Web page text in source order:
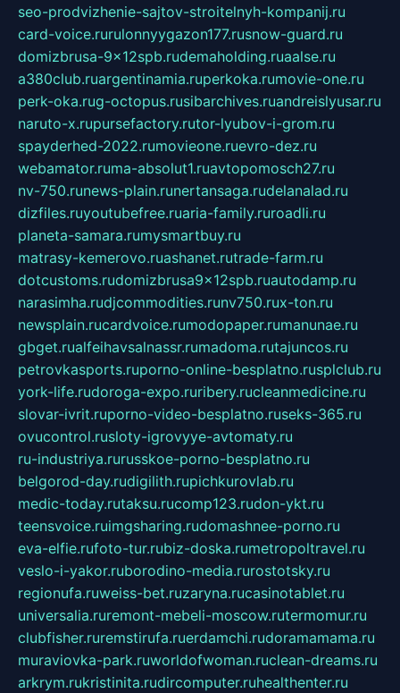
seo-prodvizhenie-sajtov-stroitelnyh-kompanij.ru
card-voice.rurulonnyygazon177.rusnow-guard.ru
domizbrusa-9x12spb.rudemaholding.ruaalse.ru
a380club.ruargentinamia.ruperkoka.rumovie-one.ru
perk-oka.rug-octopus.rusibarchives.ruandreislyusar.ru
naruto-x.rupursefactory.rutor-lyubov-i-grom.ru
spayderhed-2022.rumovieone.ruevro-dez.ru
webamator.ruma-absolut1.ruavtopomosch27.ru
nv-750.runews-plain.runertansaga.rudelanalad.ru
dizfiles.ruyoutubefree.ruaria-family.ruroadli.ru
planeta-samara.rumysmartbuy.ru
matrasy-kemerovo.ruashanet.rutrade-farm.ru
dotcustoms.rudomizbrusa9x12spb.ruautodamp.ru
narasimha.rudjcommodities.runv750.rux-ton.ru
newsplain.rucardvoice.rumodopaper.rumanunae.ru
gbget.rualfeihavsalnassr.rumadoma.rutajuncos.ru
petrovkasports.ruporno-online-besplatno.rusplclub.ru
york-life.rudoroga-expo.ruribery.rucleanmedicine.ru
slovar-ivrit.ruporno-video-besplatno.ruseks-365.ru
ovucontrol.rusloty-igrovyye-avtomaty.ru
ru-industriya.rurusskoe-porno-besplatno.ru
belgorod-day.rudigilith.rupichkurovlab.ru
medic-today.rutaksu.rucomp123.rudon-ykt.ru
teensvoice.ruimgsharing.rudomashnee-porno.ru
eva-elfie.rufoto-tur.rubiz-doska.rumetropoltravel.ru
veslo-i-yakor.ruborodino-media.rurostotsky.ru
regionufa.ruweiss-bet.ruzaryna.rucasinotablet.ru
universalia.ruremont-mebeli-moscow.rutermomur.ru
clubfisher.ruremstirufa.ruerdamchi.rudoramamama.ru
muraviovka-park.ruworldofwoman.ruclean-dreams.ru
arkrym.rukristinita.rudircomputer.ruhealthenter.ru